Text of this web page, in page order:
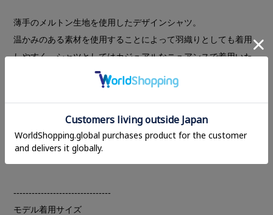
薄手のメルトン生地を使用したデザインシャツ。
温かみのある素材を使用することによって羽織りとしても着用
しやすく、シャツとしてはカジュアルなニュアンスで着用いた
肩からタックを入れ、切り替え位置を少し外側にすることで袖
同素材のベルトも付いておりウエストで留めると、スタイリン
--------------------------------
モデル着用サイズ